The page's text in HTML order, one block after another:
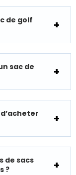
de golf
sac de
de sacs
?